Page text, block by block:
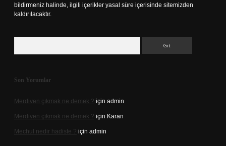
bildirmeniz halinde, ilgili içerikler yasal süre içerisinde sitemizden
kaldırılacaktır.
Son Yorumlar
Merdiven çıkmak ne demek ? için admin
Merdiven çıkmak ne demek ? için Karan
Mechul nedir hadiste ? için admin